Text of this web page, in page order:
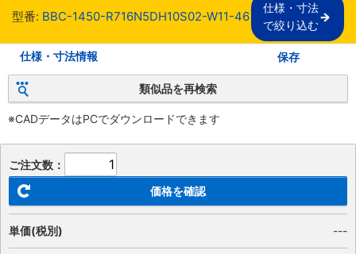
型番: BBC-1450-R716N5DH10S02-W11-46
仕様・寸法
で絞り込む
仕様・寸法情報 保存
類似品を再検索
※CADデータはPCでダウンロードできます
ご注文数：
価格を確認
単価(税別) ---